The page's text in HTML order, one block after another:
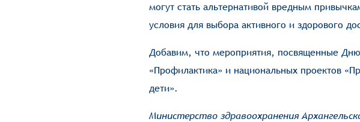
могут стать альтернативой вредным
условия для выбора активного и здорового
Добавим, что мероприятия, посвященные
«Профилактика» и национальных проектов
дети».
Министерство здравоохранения